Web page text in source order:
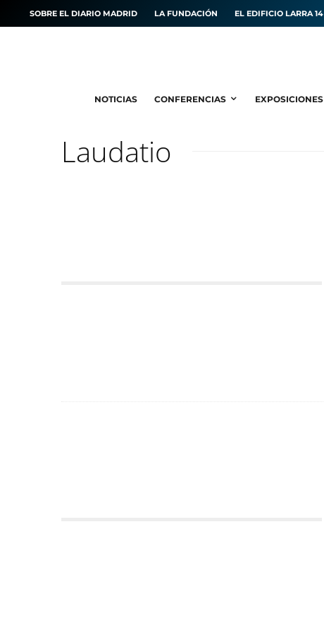
SOBRE EL DIARIO MADRID LA FUNDACIÓN EL EDIFICIO LARRA 14
NOTICIAS CONFERENCIAS EXPOSICIONES
Laudatio